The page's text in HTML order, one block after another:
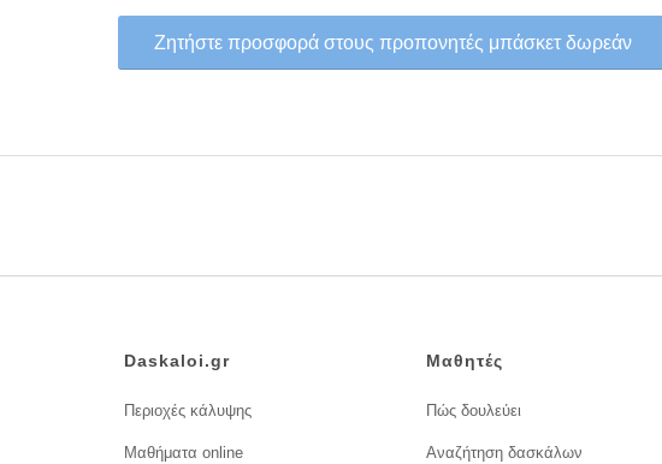
Ζητήστε προσφορά στους προπονητές μπάσκετ δωρεάν
Daskaloi.gr
Περιοχές κάλυψης
Μαθήματα online
Μαθητές
Πώς δουλεύει
Αναζήτηση δασκάλων